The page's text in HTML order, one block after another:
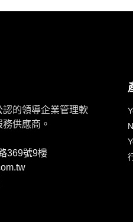
的領導企業管理軟
供應商。
369號9樓